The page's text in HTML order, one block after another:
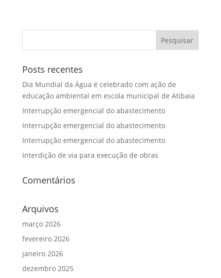
Posts recentes
Dia Mundial da Água é celebrado com ação de
educação ambiental em escola municipal de Atibaia
Interrupção emergencial do abastecimento
Interrupção emergencial do abastecimento
Interrupção emergencial do abastecimento
Interdição de via para execução de obras
Comentários
Arquivos
março 2026
fevereiro 2026
janeiro 2026
dezembro 2025